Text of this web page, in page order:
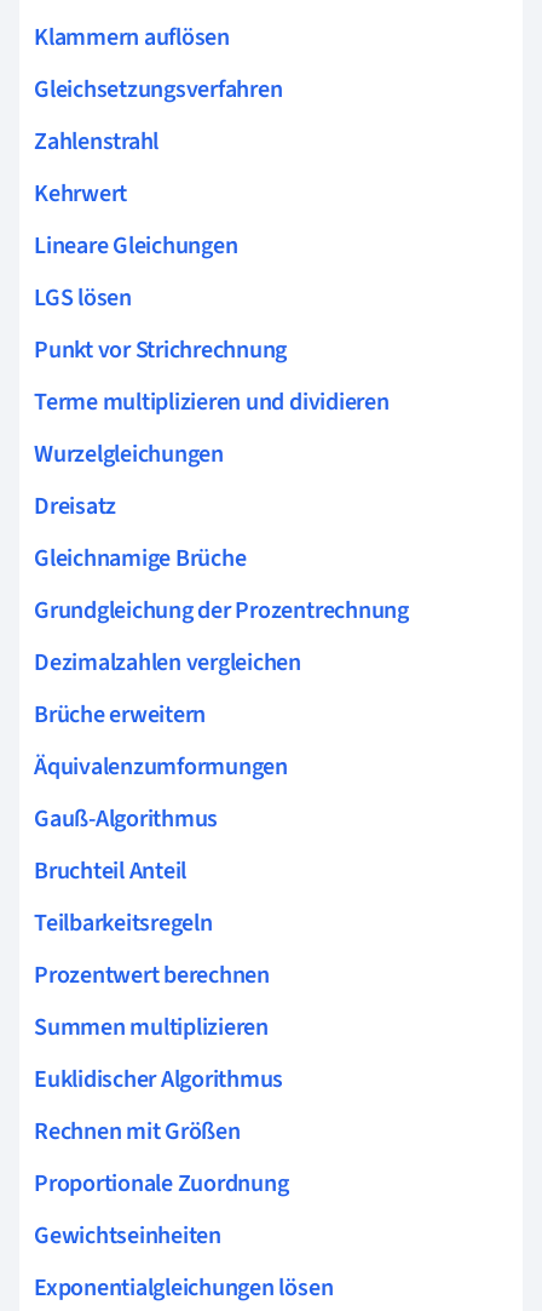
Klammern auflösen
Gleichsetzungsverfahren
Zahlenstrahl
Kehrwert
Lineare Gleichungen
LGS lösen
Punkt vor Strichrechnung
Terme multiplizieren und dividieren
Wurzelgleichungen
Dreisatz
Gleichnamige Brüche
Grundgleichung der Prozentrechnung
Dezimalzahlen vergleichen
Brüche erweitern
Äquivalenzumformungen
Gauß-Algorithmus
Bruchteil Anteil
Teilbarkeitsregeln
Prozentwert berechnen
Summen multiplizieren
Euklidischer Algorithmus
Rechnen mit Größen
Proportionale Zuordnung
Gewichtseinheiten
Exponentialgleichungen lösen